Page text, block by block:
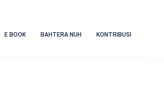
E BOOK BAHTERA NUH KONTRIBUSI